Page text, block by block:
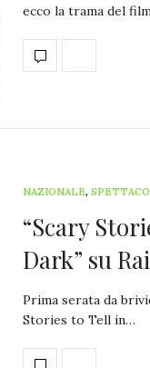
ecco la trama del
NAZIONALE,
“Scary
Dark” su
Prima serata da
Stories to Tell in…